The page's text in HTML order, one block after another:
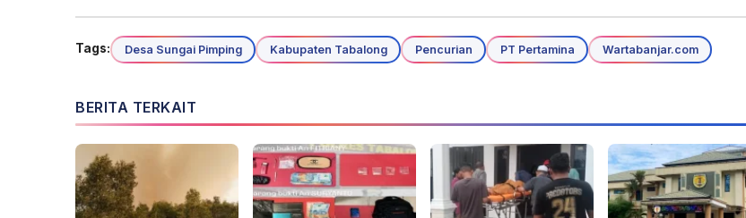
Tags: Desa Sungai Pimping Kabupaten Tabalong Pencurian PT Pertamina Wartabanjar.com
BERITA TERKAIT